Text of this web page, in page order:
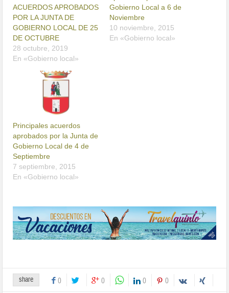
ACUERDOS APROBADOS
POR LA JUNTA DE
GOBIERNO LOCAL DE 25
DE OCTUBRE
28 octubre, 2019
En «Gobierno local»
Gobierno Local a 6 de
Noviembre
10 noviembre, 2015
En «Gobierno local»
Principales acuerdos
aprobados por la Junta de
Gobierno Local de 4 de
Septiembre
7 septiembre, 2015
En «Gobierno local»
share 0 0 0 0